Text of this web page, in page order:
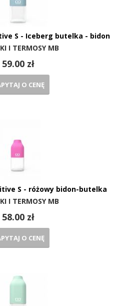
S - Iceberg butelka - bidon
I TERMOSY MB
59.00 zł
O CENĘ
S - różowy bidon-butelka
I TERMOSY MB
58.00 zł
O CENĘ